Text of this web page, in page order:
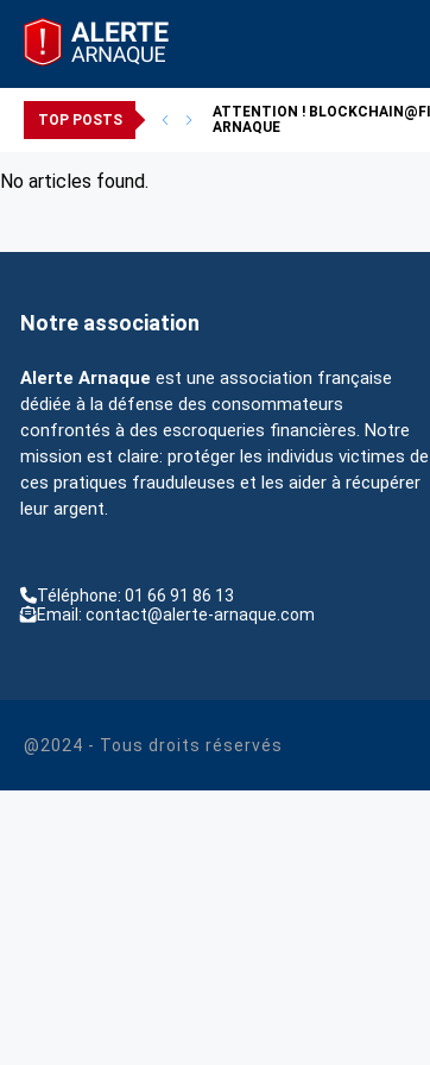
TOP POSTS ATTENTION !
ARNAQUE
No articles found.
Notre association
Alerte Arnaque est une association française
dédiée à la défense des consommateurs
confrontés à des escroqueries financières. Notre
mission est claire: protéger les individus victimes de
ces pratiques frauduleuses et les aider à récupérer
leur argent.
Téléphone: 01 66 91 86 13
Email: contact@alerte-arnaque.com
@2024 - Tous droits réservés